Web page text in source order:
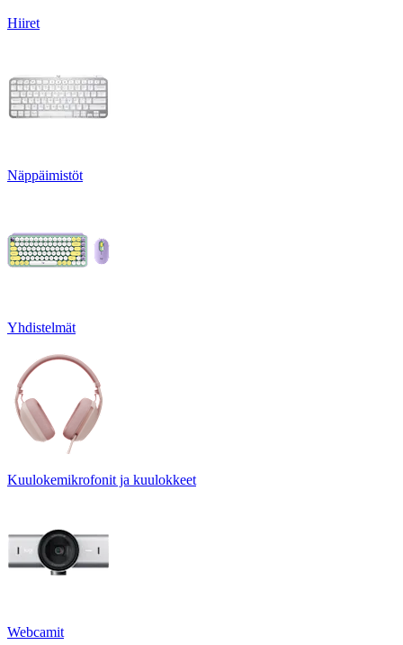
Hiiret
Näppäimistöt
Yhdistelmät
Kuulokemikrofonit ja kuulokkeet
Webcamit